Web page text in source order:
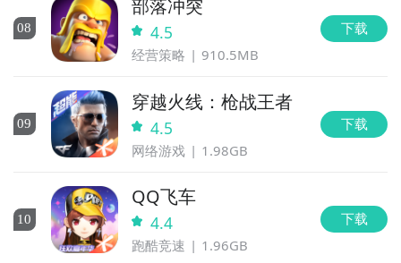
08
部落冲突
4.5
经营策略 910.5MB
下载
09
穿越火线：枪战王者
4.5
网络游戏 1.98GB
下载
10
QQ飞车
4.4
跑酷竞速 1.96GB
下载